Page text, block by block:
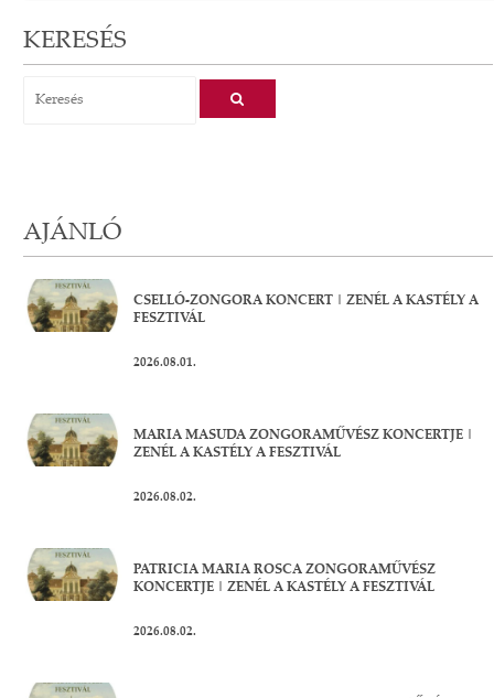
KERESÉS
AJÁNLÓ
CSELLÓ-ZONGORA KONCERT | ZENÉL A KASTÉLY A
FESZTIVÁL
2026.08.01.
MARIA MASUDA ZONGORAMŰVÉSZ KONCERTJE |
ZENÉL A KASTÉLY A FESZTIVÁL
2026.08.02.
PATRICIA MARIA ROSCA ZONGORAMŰVÉSZ
KONCERTJE | ZENÉL A KASTÉLY A FESZTIVÁL
2026.08.02.